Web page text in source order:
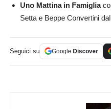
Uno Mattina in Famiglia
Setta e Beppe Convertini
Seguici su Google Discover